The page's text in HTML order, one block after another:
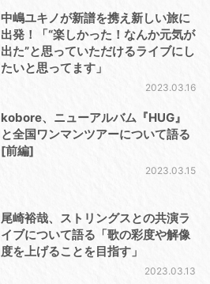
中嶋ユキノが新譜を携え新しい旅に
出発！「“楽しかった！なんか元気が
出た”と思っていただけるライブにし
たいと思ってます」
2023.03.16
kobore、ニューアルバム『HUG』
と全国ワンマンツアーについて語る
[前編]
2023.03.15
尾崎裕哉、ストリングスとの共演ラ
イブについて語る「歌の彩度や解像
度を上げることを目指す」
2023.03.13